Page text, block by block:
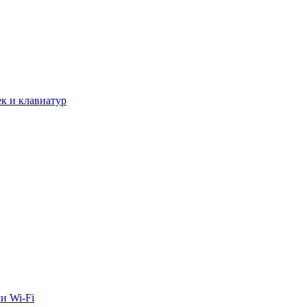
и клавиатур
Wi-Fi